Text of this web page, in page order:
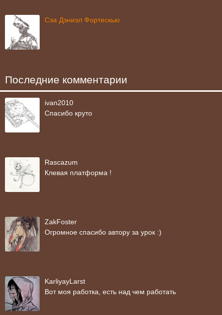
Сэа Дэниэл Фортескью
Последние комментарии
ivan2010
Спасибо круто
Rascazum
Клевая платформа !
ZakFoster
Огромное спасибо автору за урок :)
KarliyayLarst
Вот моя работка, есть над чем работать